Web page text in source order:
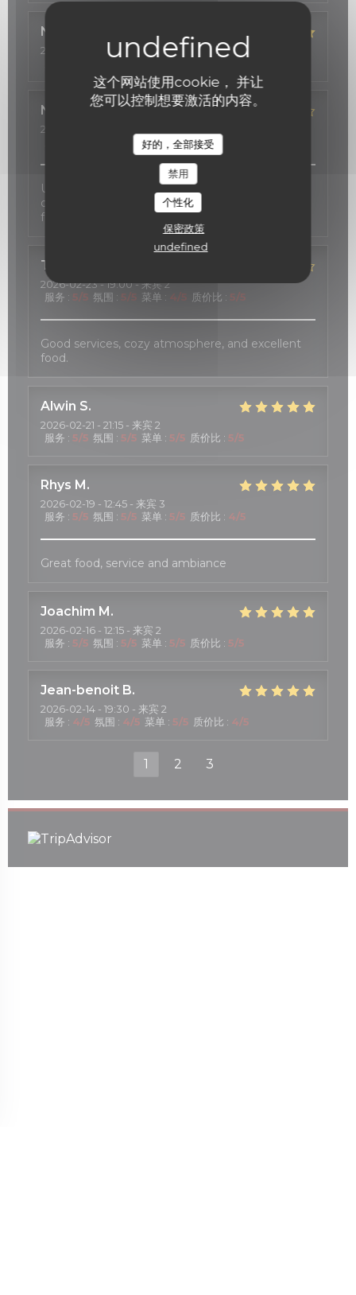
这个网站使用cookie， 并让
您可以控制想要激活的内容。
好的，全部接受
禁用
个性化
保密政策
undefined
Nadeen
2026-02-24
- 19:30 - 来宾 4
Nathalie S
2026-02-06
菜单 4/5 质价比
Une carte des vins d'exception, une cuisine
délicate inspirée au gré des saisons, et une salle
fort agréable.
TOSHIE
2026-02-23- 19:00 - 来宾 2
服务 : 5/5 氛围 : 5/5 菜单 : 4/5 质价比 : 5/5
Good services, cozy atmosphere, and excellent
food.
Alwin S
2026-02-21 - 21:15 - 来宾 2
服务 : 5/5 氛围 : 5/5 菜单 : 5/5 质价比 : 5/5
Rhys M
2026-02-19 - 12:45 - 来宾 3
服务 : 5/5 氛围 : 5/5 菜单 : 5/5 质价比 : 4/5
Great food, service and ambiance
Joachim M
2026-02-16 - 12:15 - 来宾 2
服务 : 5/5 氛围 : 5/5 菜单 : 5/5 质价比 : 5/5
Jean-benoit B
2026-02-14 - 19:30 - 来宾 2
服务 : 4/5 氛围 : 4/5 菜单 : 5/5 质价比 : 4/5
1 2 3